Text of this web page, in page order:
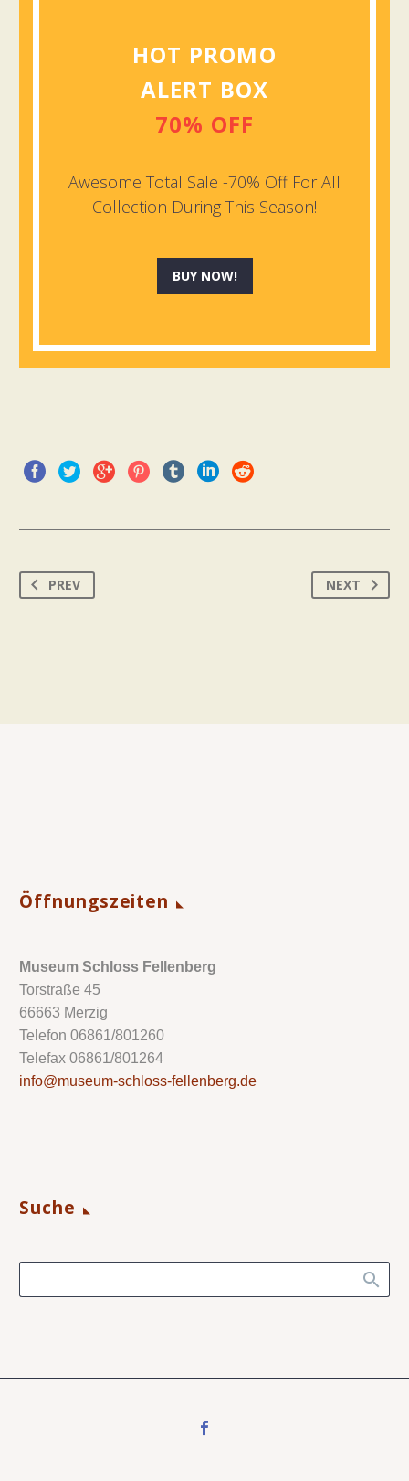
HOT PROMO
ALERT BOX
70% OFF
Awesome Total Sale -70% Off For All
Collection During This Season!
BUY NOW!
PREV NEXT
Öffnungszeiten
Museum Schloss Fellenberg
Torstraße 45
66663 Merzig
Telefon 06861/801260
Telefax 06861/801264
info@museum-schloss-fellenberg.de
Suche